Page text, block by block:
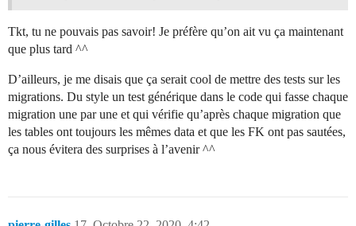
Tkt, tu ne pouvais pas savoir! Je préfère qu’on ait vu ça maintenant
que plus tard ^^
D’ailleurs, je me disais que ça serait cool de mettre des tests sur les
migrations. Du style un test générique dans le code qui fasse chaque
migration une par une et qui vérifie qu’après chaque migration que
les tables ont toujours les mêmes data et que les FK ont pas sautées,
ça nous évitera des surprises à l’avenir ^^